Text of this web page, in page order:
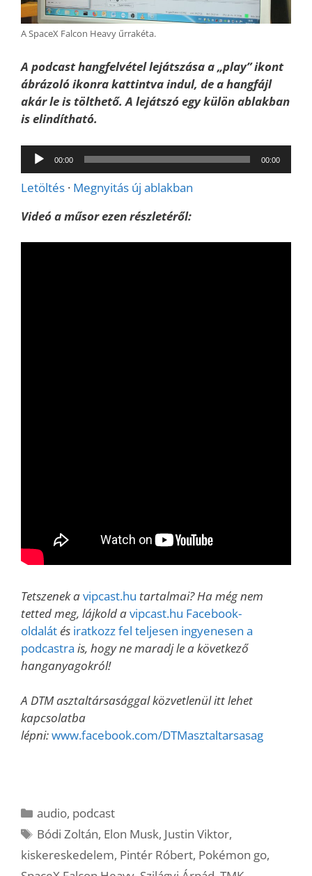
A SpaceX Falcon Heavy űrrakéta.
A podcast hangfelvétel lejátszása a „play” ikont
ábrázoló ikonra kattintva indul, de a hangfájl
akár le is tölthető. A lejátszó egy külön ablakban
is elindítható.
Audió
lejátszó
00:00 00:00
Letöltés · Megnyitás új ablakban
Videó a műsor ezen részletéről:
Tetszenek avipcast.hu tartalmai? Ha még nem
tetted meg, lájkold avipcast.hu Facebook-
oldalátés iratkozz fel teljesen ingyenesen a
podcastra is, hogy ne maradj le a következő
hanganyagokról!
A DTM asztaltársasággal közvetlenül itt lehet
kapcsolatba
lépni:www.facebook.com/DTMasztaltarsasag
Kategória
audio, podcast
Címkék
Bódi Zoltán, Elon Musk, Justin Viktor,
kiskereskedelem, Pintér Róbert, Pokémon go,